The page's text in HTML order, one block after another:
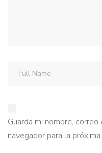
Guarda mi nombre,
navegador para la